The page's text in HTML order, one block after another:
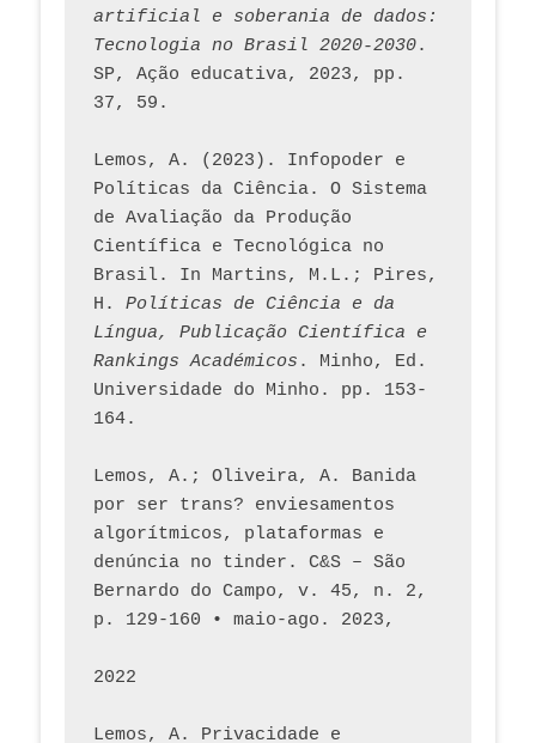
artificial e soberania de dados:
Tecnologia no Brasil 2020-2030.
SP, Ação educativa, 2023, pp.
37, 59.
Lemos, A. (2023). Infopoder e
Políticas da Ciência. O Sistema
de Avaliação da Produção
Científica e Tecnológica no
Brasil. In Martins, M.L.; Pires,
H. Políticas de Ciência e da
Língua, Publicação Científica e
Rankings Académicos . Minho, Ed.
Universidade do Minho. pp. 153-
164.
Lemos, A.; Oliveira, A. Banida
por ser trans? enviesamentos
algorítmicos, plataformas e
denúncia no tinder. C&S – São
Bernardo do Campo, v. 45, n. 2,
p. 129-160 • maio-ago. 2023,
2022
Lemos, A. Privacidade e